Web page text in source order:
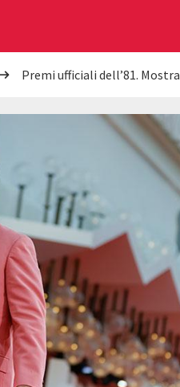
Premi ufficiali dell’81. Mostra